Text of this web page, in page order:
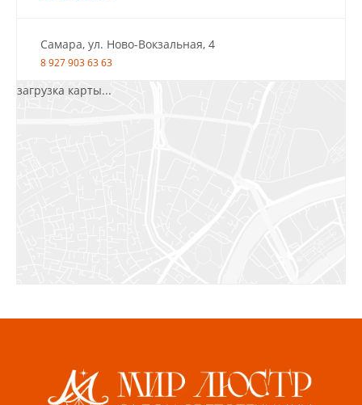
Самара, ул. Ново-Вокзальная, 4
8 927 903 63 63
загрузка карты...